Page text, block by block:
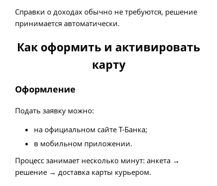
Справки о доходах обычно не требуются, решение
принимается автоматически.
Как оформить и активировать
карту
Оформление
Подать заявку можно:
на официальном сайте Т-Банка;
в мобильном приложении.
Процесс занимает несколько минут: анкета →
решение → доставка карты курьером.